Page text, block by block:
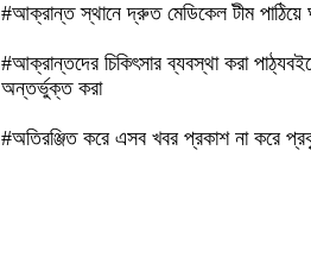
#আক্রান্ত স্থানে দ্রুত মেডিকেল টীম
#আক্রান্তদের চিকিৎসার ব্যবস্থা করা
অন্তর্ভুক্ত করা
#অতিরঞ্জিত করে এসব খবর প্রকাশ না করে